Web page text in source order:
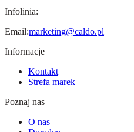
Infolinia:
Email:marketing@caldo.pl
Informacje
Kontakt
Strefa marek
Poznaj nas
O nas